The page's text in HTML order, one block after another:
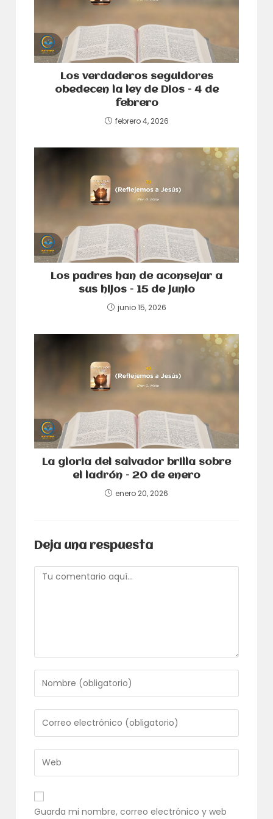
Los verdaderos seguidores
obedecen la ley de Dios – 4 de
febrero
febrero 4, 2026
Los padres han de aconsejar a
sus hijos – 15 de junio
junio 15, 2026
La gloria del salvador brilla sobre
el ladrón – 20 de enero
enero 20, 2026
Deja una respuesta
Comentario
tu
nombre
o
nombre
de
usuario
para
comentar
tu
dirección
de
correo
electrónico
para
comentar
URL
de
tu
Guarda mi nombre, correo electrónico y web